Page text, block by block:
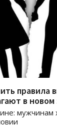
правила
в новом
мужчинам